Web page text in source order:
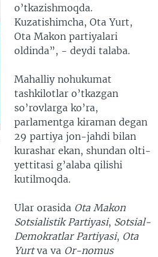
o’tkazishmoqda.
Kuzatishimcha, Ota Yurt,
Ota Makon partiyalari
oldinda”, - deydi talaba.
Mahalliy nohukumat
tashkilotlar o’tkazgan
so’rovlarga ko’ra,
parlamentga kiraman degan
29 partiya jon-jahdi bilan
kurashar ekan, shundan olti-
yettitasi g’alaba qilishi
kutilmoqda.
Ular orasida Ota Makon
Sotsialistik Partiyasi, Sotsial-
Demokratlar Partiyasi, Ota
Yurtva va Or-nomus